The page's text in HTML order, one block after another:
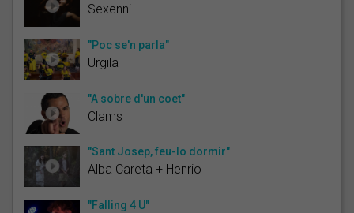
Sexenni
"Poc se'n parla"
Urgila
"A sobre d'un coet"
Clams
"Sant Josep, feu-lo dormir"
Alba Careta + Henrio
"Falling 4 U"